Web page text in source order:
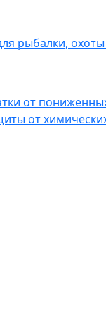
рыбалки,
от
от